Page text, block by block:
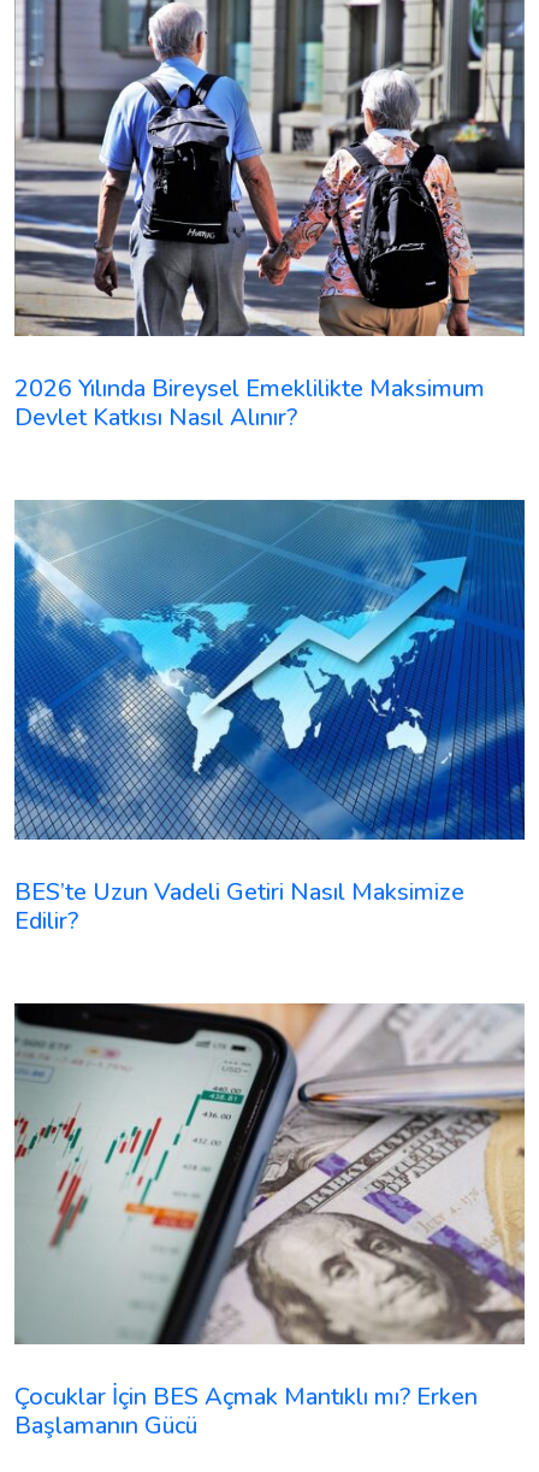
2026 Yılında Bireysel Emeklilikte Maksimum
Devlet Katkısı Nasıl Alınır?
BES’te Uzun Vadeli Getiri Nasıl Maksimize
Edilir?
Çocuklar İçin BES Açmak Mantıklı mı? Erken
Başlamanın Gücü